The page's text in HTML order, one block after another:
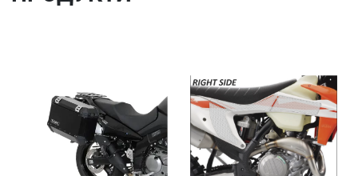
Сравни продукт
Quick View